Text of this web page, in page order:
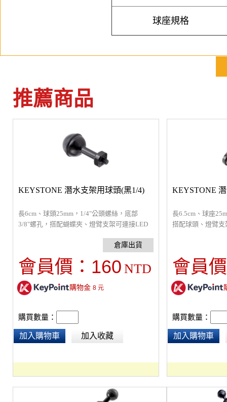
球座規格
推薦商品
KEYSTONE 潛水支架用球頭(黑1/4)
長6cm、球頭25mm，1/4"公頭螺絲，底部
3/8"螺孔，搭配蝴蝶夾、燈臂支架可連接LED
會員價： 160 NTD
購物金 8元
購買數量：
加入購物車 加入收藏
KEYSTONE
長6.5cm、球座
搭配球頭、燈臂支
會員
購買數量：
加入購物車